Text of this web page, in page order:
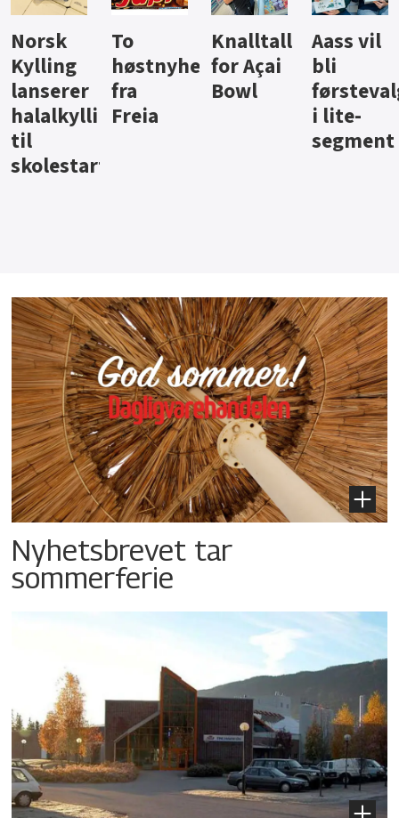
Knalltall
for Açai
Bowl
Aass vil
bli
førstevalg
i lite-
Brus og
jus fra
Berentsen
Hard
iste fra
Hansa
Nyhetsbrevet tar
sommerferie